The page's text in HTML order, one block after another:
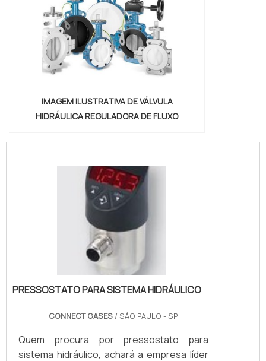
IMAGEM ILUSTRATIVA DE VÁLVULA
HIDRÁULICA REGULADORA DE FLUXO
PRESSOSTATO PARA SISTEMA HIDRÁULICO
CONNECT GASES / SÃO PAULO - SP
Quem procura por pressostato para
sistema hidráulico, achará a empresa líder